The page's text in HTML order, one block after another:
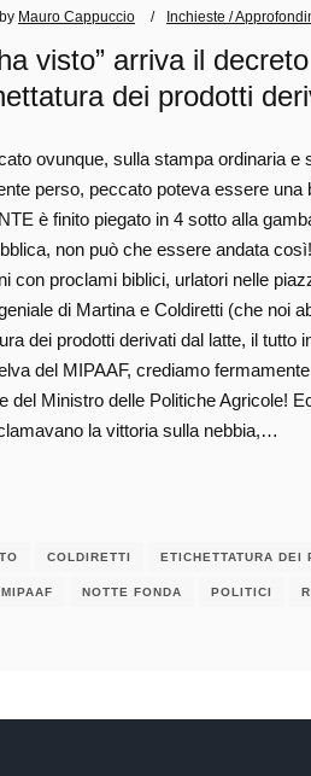
by Mauro Cappuccio Inchieste /
visto” arriva il
dei prodotti
ovunque, sulla stampa ordinaria
perso, peccato poteva essere
è finito piegato in 4 sotto alla
non può che essere andata
con proclami biblici, urlatori nelle
di Martina e Coldiretti (che noi
dei prodotti derivati dal latte, il tutto
del MIPAAF, crediamo
del Ministro delle Politiche Agricole!
la vittoria sulla nebbia,…
COLDIRETTI ETICHETTATURA DEI
MIPAAF NOTTE FONDA POLITICI